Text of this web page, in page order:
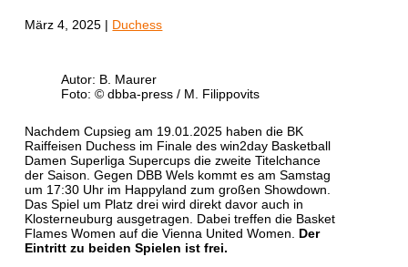
März 4, 2025 | Duchess
Autor: B. Maurer
Foto: © dbba-press / M. Filippovits
Nachdem Cupsieg am 19.01.2025 haben die BK
Raiffeisen Duchess im Finale des win2day Basketball
Damen Superliga Supercups die zweite Titelchance
der Saison. Gegen DBB Wels kommt es am Samstag
um 17:30 Uhr im Happyland zum großen Showdown.
Das Spiel um Platz drei wird direkt davor auch in
Klosterneuburg ausgetragen. Dabei treffen die Basket
Flames Women auf die Vienna United Women. Der
Eintritt zu beiden Spielen ist frei.